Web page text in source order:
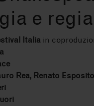
e
Italia in
Rea, Renato Esposito